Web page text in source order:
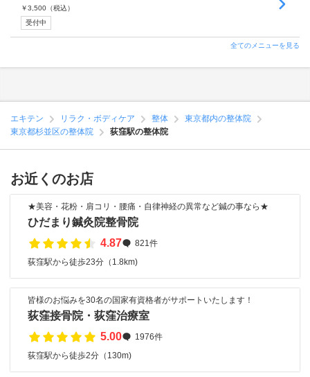
￥3,500 （税込）
受付中
全てのメニューを見る
エキテン リラク・ボディケア 整体
東京都内の整体院
東京都杉並区の整体院
荻窪駅の整体院
お近くのお店
★美容・花粉・肩コリ・腰痛・自律神経の異常など鍼の事なら★
ひだまり鍼灸院整骨院
4.87
821件
荻窪駅から徒歩23分（1.8km)
皆様のお悩みを30名の国家有資格者がサポートいたします！
荻窪接骨院・荻窪治療室
5.00
1976件
荻窪駅から徒歩2分（130m)